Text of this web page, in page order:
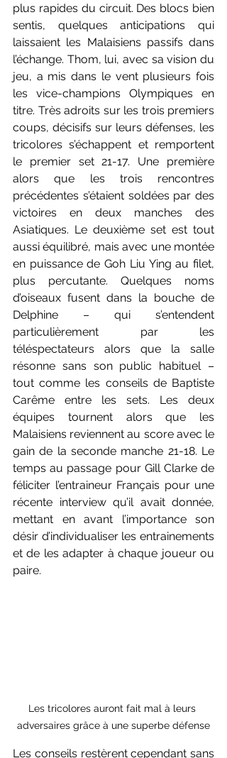
plus rapides du circuit. Des blocs bien
sentis, quelques anticipations qui
laissaient les Malaisiens passifs dans
l’échange. Thom, lui, avec sa vision du
jeu, a mis dans le vent plusieurs fois
les vice-champions Olympiques en
titre. Très adroits sur les trois premiers
coups, décisifs sur leurs défenses, les
tricolores s’échappent et remportent
le premier set 21-17. Une première
alors que les trois rencontres
précédentes s’étaient soldées par des
victoires en deux manches des
Asiatiques. Le deuxième set est tout
aussi équilibré, mais avec une montée
en puissance de Goh Liu Ying au filet,
plus percutante. Quelques noms
d’oiseaux fusent dans la bouche de
Delphine – qui s’entendent
particulièrement par les
téléspectateurs alors que la salle
résonne sans son public habituel –
tout comme les conseils de Baptiste
Carême entre les sets. Les deux
équipes tournent alors que les
Malaisiens reviennent au score avec le
gain de la seconde manche 21-18. Le
temps au passage pour Gill Clarke de
féliciter l’entraineur Français pour une
récente interview qu’il avait donnée,
mettant en avant l’importance son
désir d’individualiser les entrainements
et de les adapter à chaque joueur ou
paire.
Les tricolores auront fait mal à leurs
adversaires grâce à une superbe défense
Les conseils restèrent cependant sans